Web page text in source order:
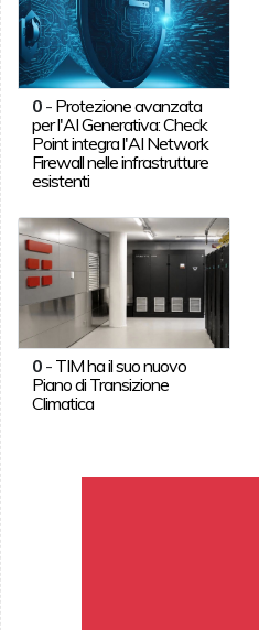
0- Protezione avanzata
per l'AI Generativa: Check
Point integra l'AI Network
Firewall nelle infrastrutture
esistenti
0- TIM ha il suo nuovo
Piano di Transizione
Climatica